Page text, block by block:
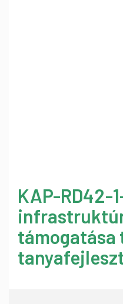
KAP-RD42-
támogatása